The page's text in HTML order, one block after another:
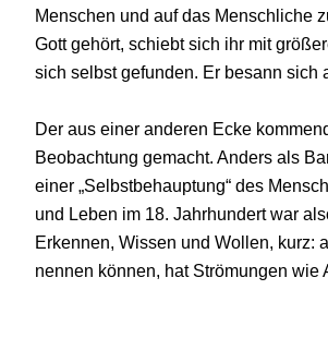
Menschen und auf das Menschliche
Gott gehört, schiebt sich ihr mit
sich selbst gefunden. Er besann sich
Der aus einer anderen Ecke
Beobachtung gemacht. Anders als
einer „Selbstbehauptung“ des
und Leben im 18. Jahrhundert war
Erkennen, Wissen und Wollen, kurz:
nennen können, hat Strömungen